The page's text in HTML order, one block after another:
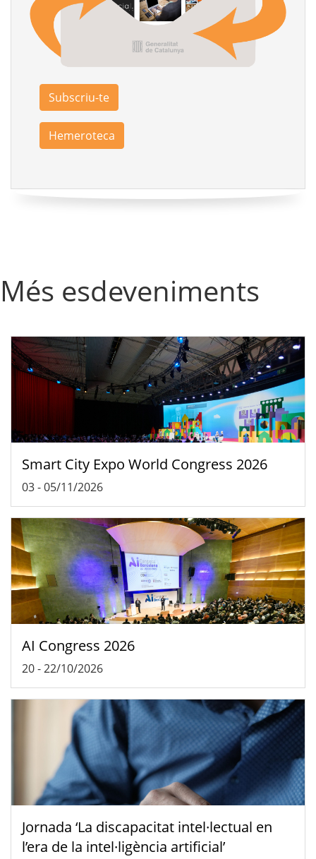
Subscriu-te
Hemeroteca
Més esdeveniments
Smart City Expo World Congress 2026
03-05/11/2026
AI Congress 2026
20-22/10/2026
Jornada ‘La discapacitat intel·lectual en
l’era de la intel·ligència artificial’